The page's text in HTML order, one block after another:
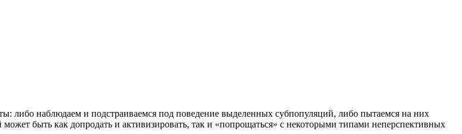
либо наблюдаем и подстраиваемся под поведение выделенных субпопуляций, либо пытаемся на них
может быть как допродать и активизировать, так и «попрощаться» с некоторыми типами неперспективных